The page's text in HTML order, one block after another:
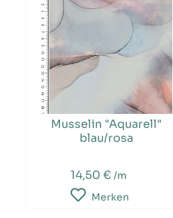
Musselin "Aquarell"
blau/rosa
14,50 € /m
Merken